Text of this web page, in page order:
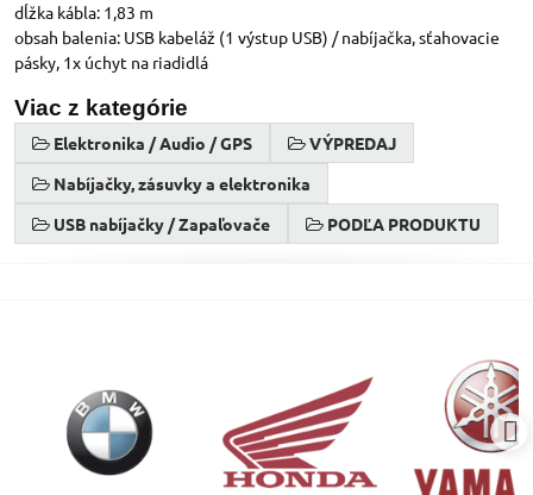
dĺžka kábla: 1,83 m
obsah balenia: USB kabeláž (1 výstup USB) / nabíjačka, sťahovacie
pásky, 1x úchyt na riadidlá
Viac z kategórie
Elektronika / Audio / GPS
VÝPREDAJ
Nabíjačky, zásuvky a elektronika
USB nabíjačky / Zapaľovače
PODĽA PRODUKTU